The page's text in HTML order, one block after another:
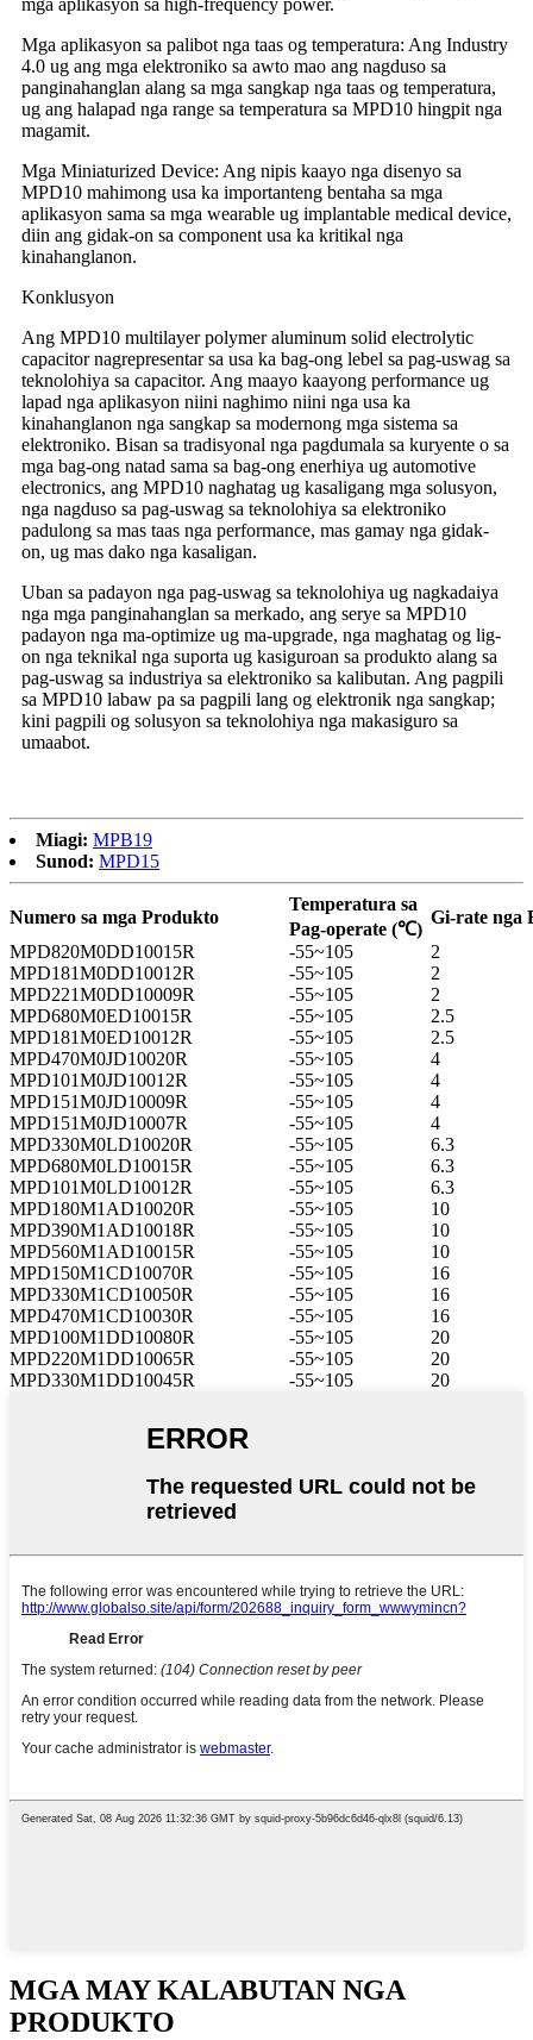
mga aplikasyon sa high-frequency power.
Mga aplikasyon sa palibot nga taas og temperatura: Ang Industry
4.0 ug ang mga elektroniko sa awto mao ang nagduso sa
panginahanglan alang sa mga sangkap nga taas og temperatura,
ug ang halapad nga range sa temperatura sa MPD10 hingpit nga
magamit.
Mga Miniaturized Device: Ang nipis kaayo nga disenyo sa
MPD10 mahimong usa ka importanteng bentaha sa mga
aplikasyon sama sa mga wearable ug implantable medical device,
diin ang gidak-on sa component usa ka kritikal nga
kinahanglanon.
Konklusyon
Ang MPD10 multilayer polymer aluminum solid electrolytic
capacitor nagrepresentar sa usa ka bag-ong lebel sa pag-uswag sa
teknolohiya sa capacitor. Ang maayo kaayong performance ug
lapad nga aplikasyon niini naghimo niini nga usa ka
kinahanglanon nga sangkap sa modernong mga sistema sa
elektroniko. Bisan sa tradisyonal nga pagdumala sa kuryente o sa
mga bag-ong natad sama sa bag-ong enerhiya ug automotive
electronics, ang MPD10 naghatag ug kasaligang mga solusyon,
nga nagduso sa pag-uswag sa teknolohiya sa elektroniko
padulong sa mas taas nga performance, mas gamay nga gidak-
on, ug mas dako nga kasaligan.
Uban sa padayon nga pag-uswag sa teknolohiya ug nagkadaiya
nga mga panginahanglan sa merkado, ang serye sa MPD10
padayon nga ma-optimize ug ma-upgrade, nga maghatag og lig-
on nga teknikal nga suporta ug kasiguroan sa produkto alang sa
pag-uswag sa industriya sa elektroniko sa kalibutan. Ang pagpili
sa MPD10 labaw pa sa pagpili lang og elektronik nga sangkap;
kini pagpili og solusyon sa teknolohiya nga makasiguro sa
umaabot.
Miagi: MPB19
Sunod: MPD15
Numero sa mga Produkto
Temperatura sa
Pag-operate (℃)
Gi-rate nga
MPD820M0DD10015R
-55~105
2
MPD181M0DD10012R
-55~105
2
MPD221M0DD10009R
-55~105
2
MPD680M0ED10015R
-55~105
2.5
MPD181M0ED10012R
-55~105
2.5
MPD470M0JD10020R
-55~105
4
MPD101M0JD10012R
-55~105
4
MPD151M0JD10009R
-55~105
4
MPD151M0JD10007R
-55~105
4
MPD330M0LD10020R
-55~105
6.3
MPD680M0LD10015R
-55~105
6.3
MPD101M0LD10012R
-55~105
6.3
MPD180M1AD10020R
-55~105
10
MPD390M1AD10018R
-55~105
10
MPD560M1AD10015R
-55~105
10
MPD150M1CD10070R
-55~105
16
MPD330M1CD10050R
-55~105
16
MPD470M1CD10030R
-55~105
16
MPD100M1DD10080R
-55~105
20
MPD220M1DD10065R
-55~105
20
MPD330M1DD10045R
-55~105 20
MGA MAY KALABUTAN NGA
PRODUKTO